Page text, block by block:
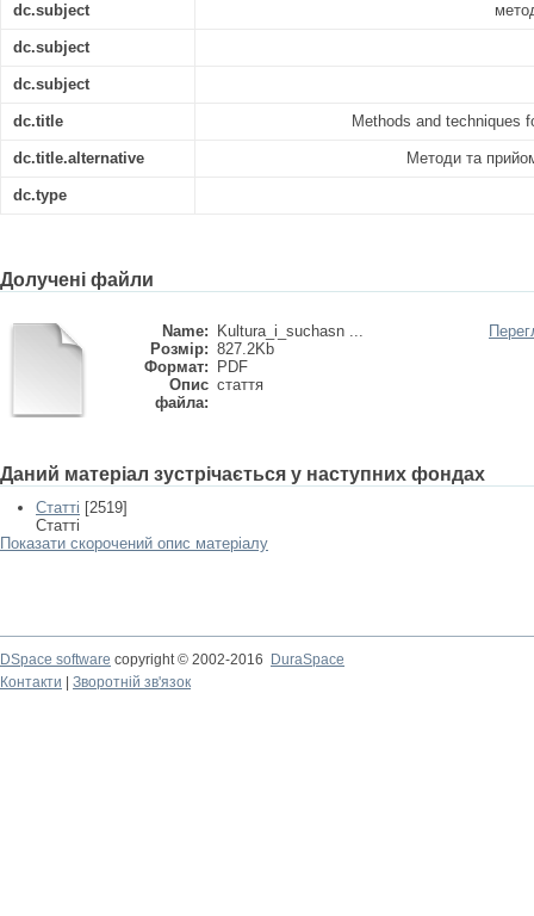
dc.subject
dc.subject
dc.subject
dc.title Methods and techniques
dc.title.alternative Методи та
dc.type
Долучені файли
Name:
Kultura_i_suchasn ...
Розмір: 827.2Kb
Формат:
PDF
Опис
файла:
стаття
Даний матеріал зустрічається у наступних фондах
Статті [2519]
Статті
Показати скорочений опис матеріалу
DSpace software copyright © 2002-2016
DuraSpace
Контакти
Зворотній зв'язок